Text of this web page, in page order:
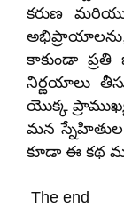
కరుణ
కాకుండా
నిర్ణయాలు
యొక్క
మన
కూడా ఈ
The end